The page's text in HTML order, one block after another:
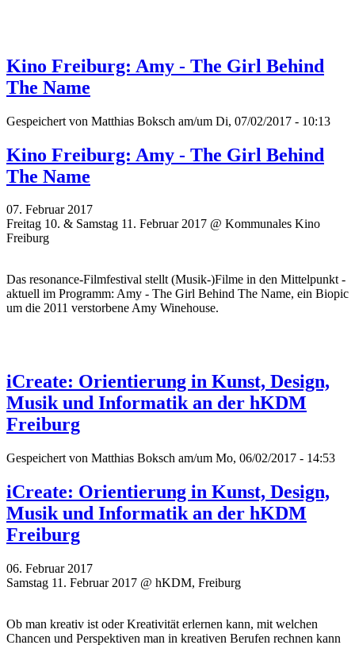
Kino Freiburg: Amy - The Girl Behind
The Name
Gespeichert von Matthias Boksch am/um Di, 07/02/2017 - 10:13
Kino Freiburg: Amy - The Girl Behind
The Name
07. Februar 2017
Freitag 10. & Samstag 11. Februar 2017 @ Kommunales Kino
Freiburg
Das resonance-Filmfestival stellt (Musik-)Filme in den Mittelpunkt -
aktuell im Programm: Amy - The Girl Behind The Name, ein Biopic
um die 2011 verstorbene Amy Winehouse.
iCreate: Orientierung in Kunst, Design,
Musik und Informatik an der hKDM
Freiburg
Gespeichert von Matthias Boksch am/um Mo, 06/02/2017 - 14:53
iCreate: Orientierung in Kunst, Design,
Musik und Informatik an der hKDM
Freiburg
06. Februar 2017
Samstag 11. Februar 2017 @ hKDM, Freiburg
Ob man kreativ ist oder Kreativität erlernen kann, mit welchen
Chancen und Perspektiven man in kreativen Berufen rechnen kann